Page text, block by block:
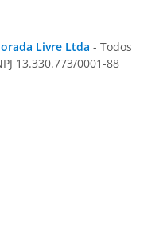
Livre Ltda - Todos
13.330.773/0001-88